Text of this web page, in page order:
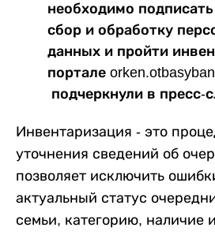
необходимо подписать
сбор и обработку
данных и пройти
портале
подчеркнули в пресс-
Инвентаризация - это
уточнения сведений об
позволяет исключить
актуальный статус
семьи, категорию, наличие